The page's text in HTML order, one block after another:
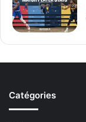
Catégories